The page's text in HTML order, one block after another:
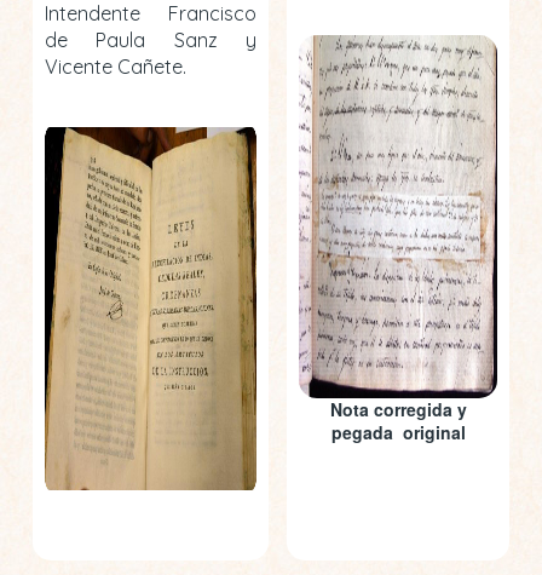
Intendente Francisco
de Paula Sanz y
Vicente Cañete.
Nota corregida y
pegada original